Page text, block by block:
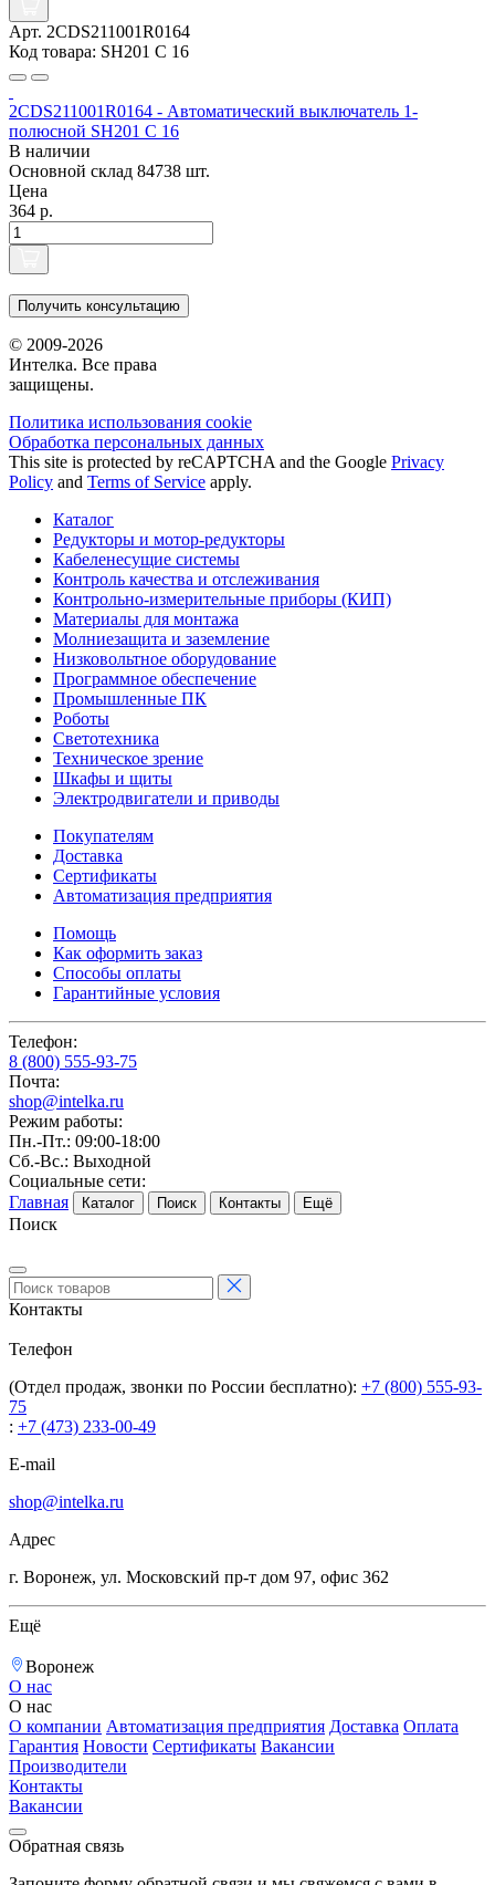
Арт. 2CDS211001R0164
Код товара: SH201 C 16
2CDS211001R0164 - Автоматический выключатель 1-
полюсной SH201 C 16
В наличии
Основной склад 84738 шт.
Цена
364 р.
Получить консультацию
© 2009-2026
Интелка. Все права
защищены.
Политика использования сookie
Обработка персональных данных
This site is protected by reCAPTCHA and the Google Privacy
Policy and Terms of Service apply.
Каталог
Редукторы и мотор-редукторы
Кабеленесущие системы
Контроль качества и отслеживания
Контрольно-измерительные приборы (КИП)
Материалы для монтажа
Молниезащита и заземление
Низковольтное оборудование
Программное обеспечение
Промышленные ПК
Роботы
Светотехника
Техническое зрение
Шкафы и щиты
Электродвигатели и приводы
Покупателям
Доставка
Сертификаты
Автоматизация предприятия
Помощь
Как оформить заказ
Способы оплаты
Гарантийные условия
Телефон:
8 (800) 555-93-75
Почта:
shop@intelka.ru
Режим работы:
Пн.-Пт.: 09:00-18:00
Сб.-Вс.: Выходной
Социальные сети:
Главная
Каталог Поиск Контакты Ещё
Поиск
Контакты
Телефон
(Отдел продаж, звонки по России бесплатно): +7 (800) 555-93-
75
: +7 (473) 233-00-49
E-mail
shop@intelka.ru
Адрес
г. Воронеж, ул. Московский пр-т дом 97, офис 362
Ещё
Воронеж
О нас
О нас
О компании Автоматизация предприятия Доставка Оплата
Гарантия Новости Сертификаты Вакансии
Производители
Контакты
Вакансии
Обратная связь